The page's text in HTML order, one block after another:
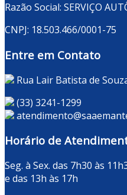
Razão Social: SERVIÇO
CNPJ: 18.503.466/0001-75
Entre em Contato
Rua Lair Batista de
(33) 3241-1299
Horário de
Seg. à Sex. das 7h30 às
e das 13h às 17h